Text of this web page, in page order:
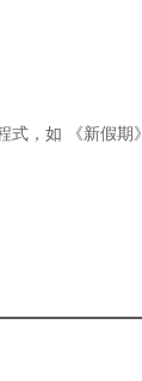
式，如 《新假期》